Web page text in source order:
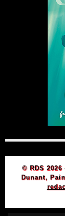
© RDS
Dunant,